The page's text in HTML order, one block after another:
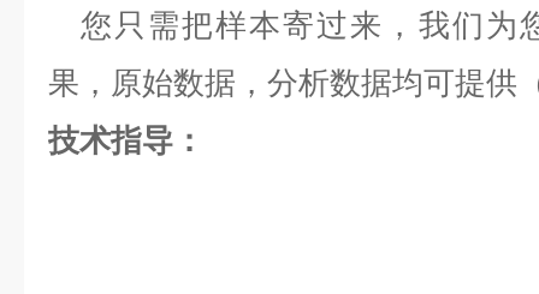
您只需把样本寄过来，我们为
果，原始数据，分析数据均可提供
技术指导：